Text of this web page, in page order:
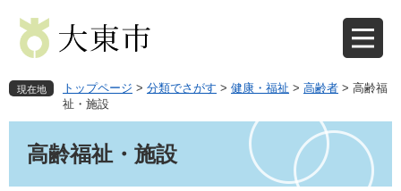
先
で
を
ば
現在地 トップページ > 分類でさがす > 健康・福祉 > 高齢者 > 高齢福
祉・施設
高齢福祉・施設